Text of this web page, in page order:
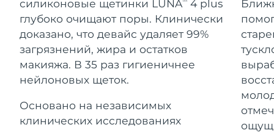
силиконовые щетинки LUNATM
4 plus
глубоко очищают поры. Клинически
доказано, что девайс удаляет 99%
загрязнений, жира и остатков
макияжа. В 35 раз гигиеничнее
нейлоновых щеток.
Основано на независимых
клинических исследованиях
Купить
FOREO APP
ПОДРОБНЕЕ
8/10/26
Венгрия
Ожидаемая дата доставки
8/9/26
Исландия
Ожидаемая дата доставки
8/10/26
Индонезия
Ожидаемая дата доставки
8/7/26